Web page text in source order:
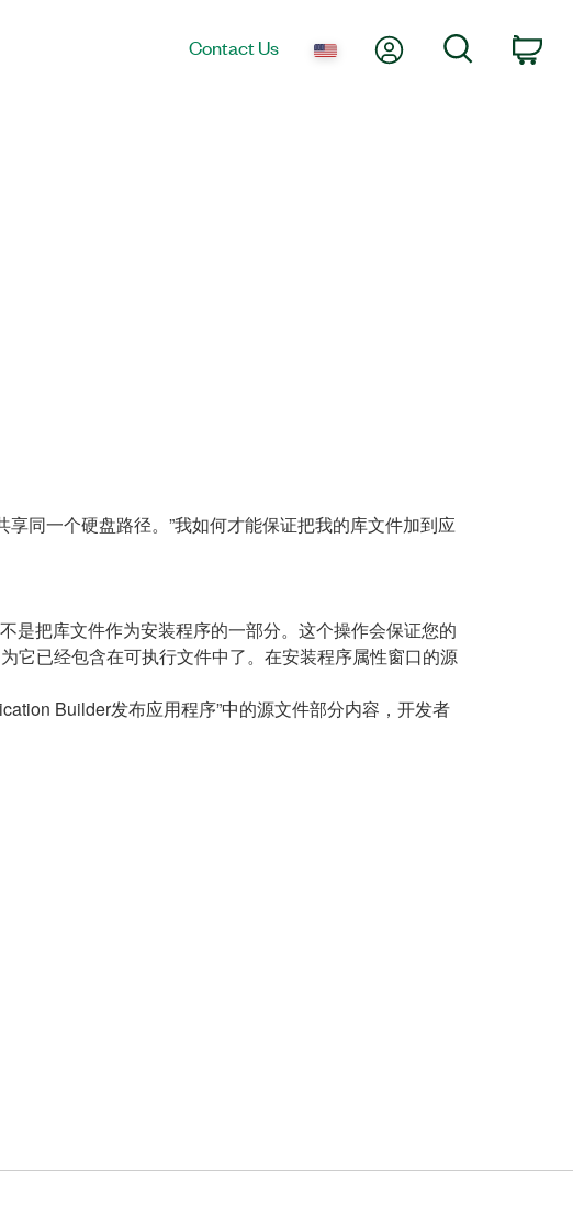
Contact Us My AccountSearch
同一个硬盘路径。”我如何才能保证把我的库文件加到应
是把库文件作为安装程序的一部分。这个操作会保证您的
它已经包含在可执行文件中了。在安装程序属性窗口的源
Builder发布应用程序”中的源文件部分内容，开发者